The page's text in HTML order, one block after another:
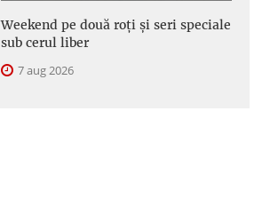
Weekend pe două roți și seri speciale
sub cerul liber
7 aug 2026